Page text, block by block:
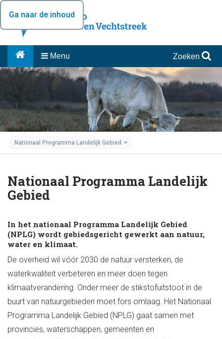
Ga naar de inhoud
Menu Zoeken
Nationaal Programma Landelijk Gebied
Nationaal Programma Landelijk
Gebied
In het nationaal Programma Landelijk Gebied
(NPLG) wordt gebiedsgericht gewerkt aan natuur,
water en klimaat.
De overheid wil vóór 2030 de natuur versterken, de
waterkwaliteit verbeteren en meer doen tegen
klimaatverandering. Onder meer de stikstofuitstoot in de
buurt van natuurgebieden moet fors omlaag. Het Nationaal
Programma Landelijk Gebied (NPLG) gaat samen met
provincies, waterschappen, gemeenten en